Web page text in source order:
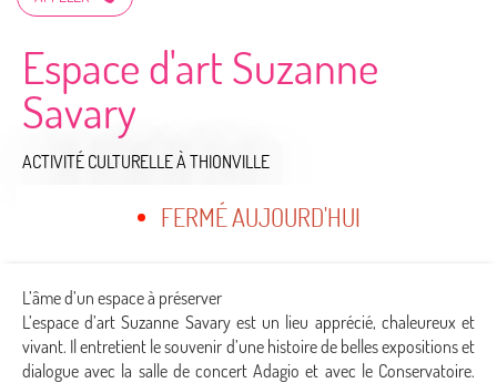
Espace d'art Suzanne
Savary
ACTIVITÉ CULTURELLEÀ THIONVILLE
FERMÉ AUJOURD'HUI
L’âme d’un espace à préserver
L’espace d’art Suzanne Savary est un lieu apprécié, chaleureux et
vivant. Il entretient le souvenir d’une histoire de belles expositions et
dialogue avec la salle de concert Adagio et avec le Conservatoire.